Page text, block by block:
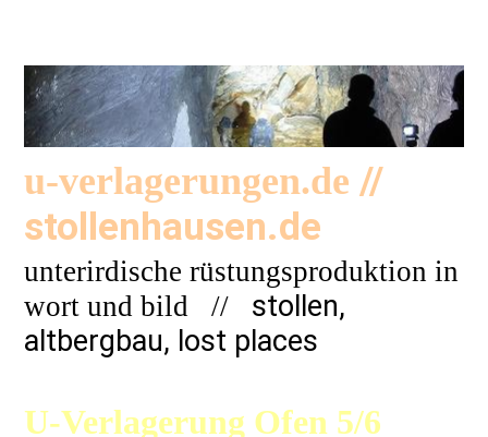
u-verlagerungen.de //
stollenhausen.de
unterirdische rüstungsproduktion in
wort und bild // stollen,
altbergbau, lost places
U-Verlagerung Ofen 5/6